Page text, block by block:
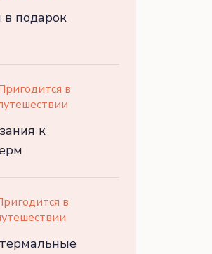
в подарок
в
к
в